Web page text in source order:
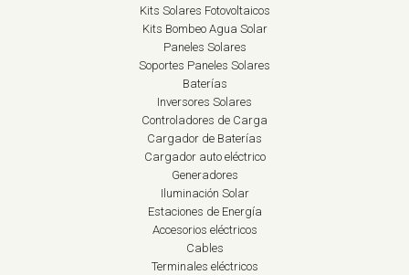
Kits Solares Fotovoltaicos
Kits Bombeo Agua Solar
Paneles Solares
Soportes Paneles Solares
Baterías
Inversores Solares
Controladores de Carga
Cargador de Baterías
Cargador auto eléctrico
Generadores
Iluminación Solar
Estaciones de Energía
Accesorios eléctricos
Cables
Terminales eléctricos